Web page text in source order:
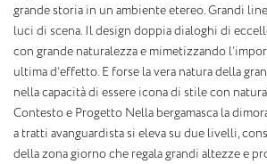
grande storia in un ambiente etereo. Grandi
luci di scena. Il design doppia dialoghi di
con grande naturalezza e mimetizzando
ultima d’effetto. E forse la vera natura della
nella capacità di essere icona di stile con
Contesto e Progetto Nella bergamasca la
a tratti avanguardista si eleva su due livelli,
della zona giorno che regala grandi altezze e